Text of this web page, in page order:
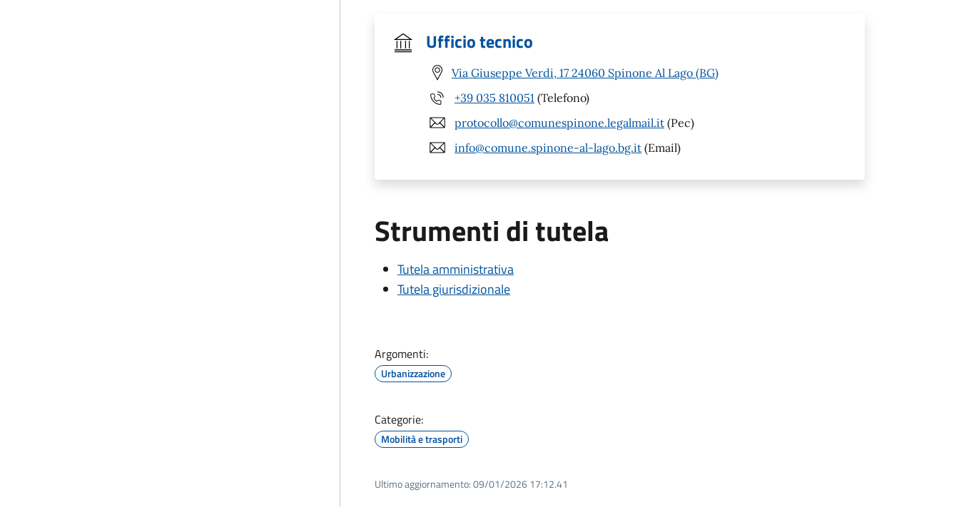
Ufficio tecnico
Via Giuseppe Verdi, 17 24060 Spinone Al Lago (BG)
+39 035 810051 (Telefono)
protocollo@comunespinone.legalmail.it (Pec)
info@comune.spinone-al-lago.bg.it (Email)
Strumenti di tutela
Tutela amministrativa
Tutela giurisdizionale
Argomenti:
Urbanizzazione
Categorie:
Mobilità e trasporti
Ultimo aggiornamento:09/01/2026 17:12.41